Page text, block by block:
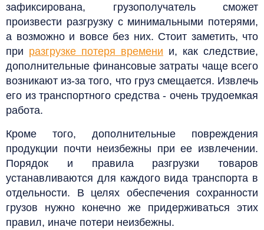
зафиксирована, грузополучатель сможет
произвести разгрузку с минимальными потерями,
а возможно и вовсе без них. Стоит заметить, что
при разгрузке потеря времени и, как следствие,
дополнительные финансовые затраты чаще всего
возникают из-за того, что груз смещается. Извлечь
его из транспортного средства - очень трудоемкая
работа.
Кроме того, дополнительные повреждения
продукции почти неизбежны при ее извлечении.
Порядок и правила разгрузки товаров
устанавливаются для каждого вида транспорта в
отдельности. В целях обеспечения сохранности
грузов нужно конечно же придерживаться этих
правил, иначе потери неизбежны.